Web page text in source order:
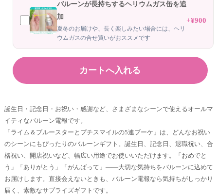
バルーンが長持ちするヘリウムガス缶を追
加
夏冬のお届けや、長く楽しみたい場合には、ヘリ
ウムガスの合せ買いがおススメです
+¥900
誕生日・記念日・お祝い・感謝など、さまざまなシーンで使えるオールマ
イティなバルーン電報です。
「ライム＆ブルースターとプチスマイルの5連ブーケ」は、どんなお祝い
のシーンにもぴったりのバルーンギフト。誕生日、記念日、退職祝い、合
格祝い、開店祝いなど、幅広い用途でお使いいただけます。「おめでと
う」「ありがとう」「がんばって」——大切な気持ちをバルーンに込めて
お届けします。直接会えないときも、バルーン電報なら気持ちがしっかり
届く、素敵なサプライズギフトです。